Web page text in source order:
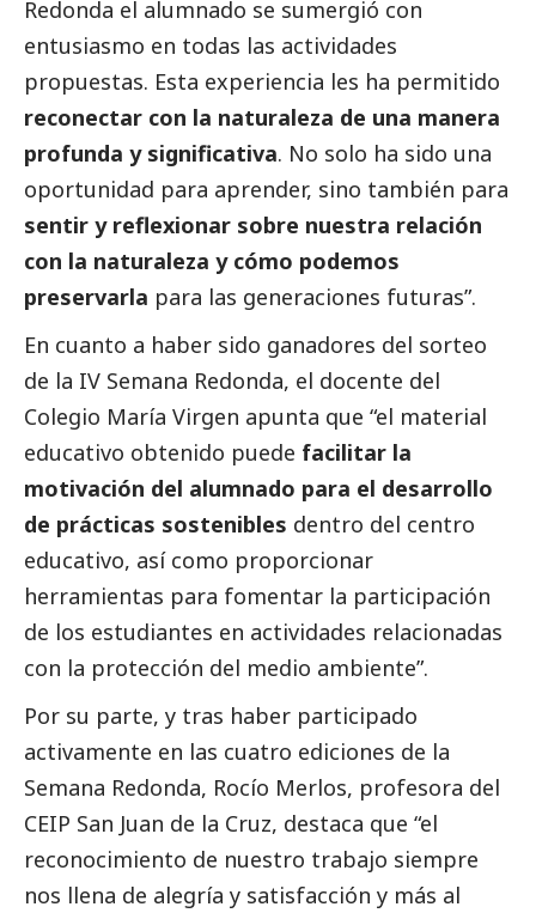
Redonda el alumnado se sumergió con
entusiasmo en todas las actividades
propuestas. Esta experiencia les ha permitido
reconectar con la naturaleza de una manera
profunda y significativa. No solo ha sido una
oportunidad para aprender, sino también para
sentir y reflexionar sobre nuestra relación
con la naturaleza y cómo podemos
preservarla para las generaciones futuras”.
En cuanto a haber sido ganadores del sorteo
de la IV Semana Redonda, el docente del
Colegio María Virgen apunta que “el material
educativo obtenido puede facilitar la
motivación del alumnado para el desarrollo
de prácticas sostenibles dentro del centro
educativo, así como proporcionar
herramientas para fomentar la participación
de los estudiantes en actividades relacionadas
con la protección del medio ambiente”.
Por su parte, y tras haber participado
activamente en las cuatro ediciones de la
Semana Redonda, Rocío Merlos, profesora del
CEIP San Juan de la Cruz, destaca que “el
reconocimiento de nuestro trabajo siempre
nos llena de alegría y satisfacción y más al